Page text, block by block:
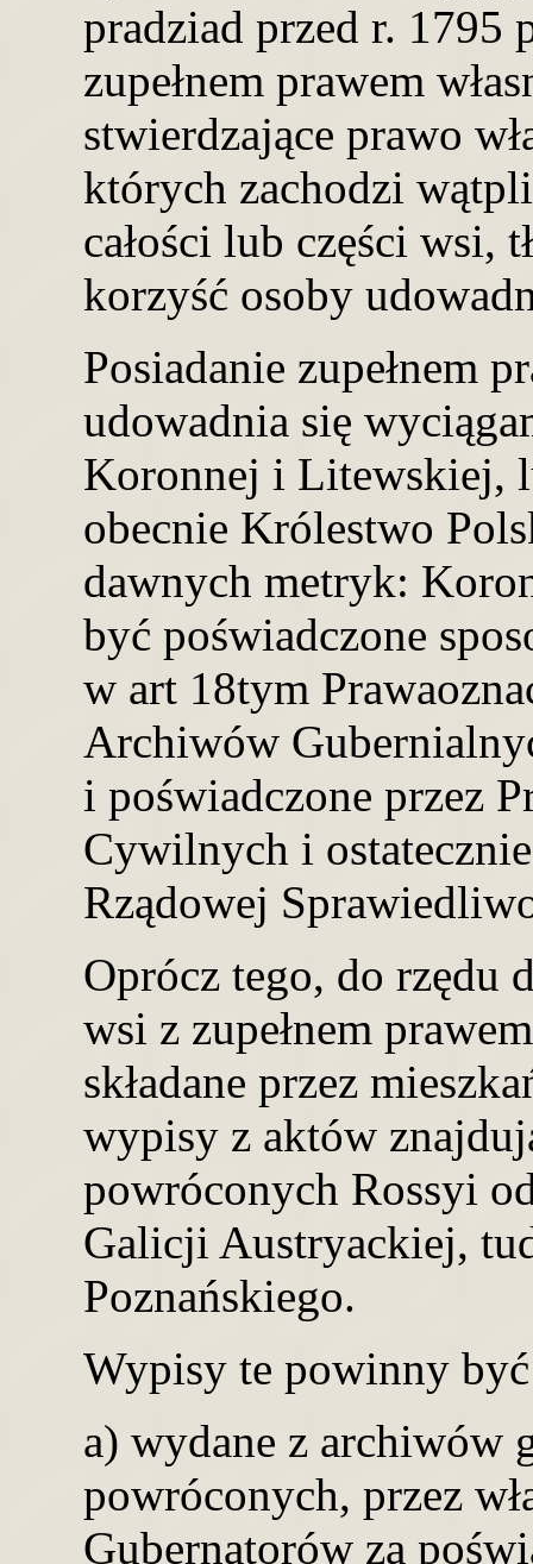
pradziad przed r. 1795
zupełnem prawem
stwierdzające prawo
których zachodzi
całości lub części wsi,
korzyść osoby
Posiadanie zupełnem
udowadnia się
Koronnej i Litewskiej,
obecnie Królestwo
dawnych metryk:
być poświadczone
w art 18tym
Archiwów
i poświadczone przez
Cywilnych i
Rządowej
Oprócz tego, do rzędu
wsi z zupełnem
składane przez
wypisy z aktów
powróconych Rossyi
Galicji Austryackiej,
Poznańskiego.
Wypisy te powinny
a) wydane z archiwów
powróconych, przez
Gubernatorów za